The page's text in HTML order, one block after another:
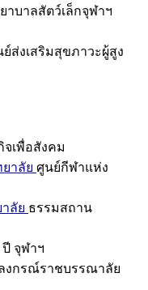
าบาลสัตว์เล็กจุฬาฯ
ส่งเสริมสุขภาวะผู้สูง
เพื่อสังคม
าลัย ศูนย์กีฬาแห่ง
ลัย ธรรมสถาน
ปี จุฬาฯ
งกรณ์ราชบรรณาลัย